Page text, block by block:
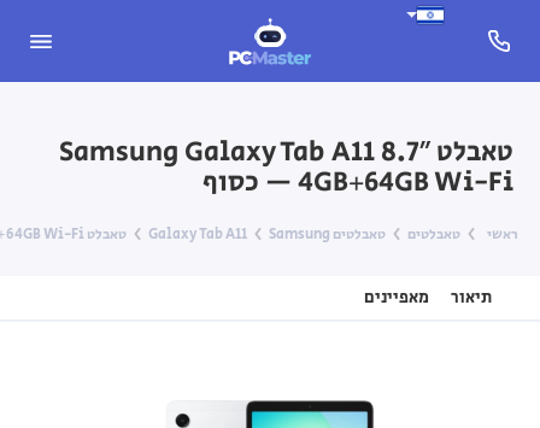
טאבלט Samsung Galaxy Tab A11 8.7″
4GB+64GB Wi-Fi — כסוף
ראשי טאבלטים טאבלטים Samsung Galaxy Tab A11 טאבלט Samsung Galaxy Tab A11 8.7″ 4GB+64GB Wi-Fi — כסוף
תיאור מאפיינים